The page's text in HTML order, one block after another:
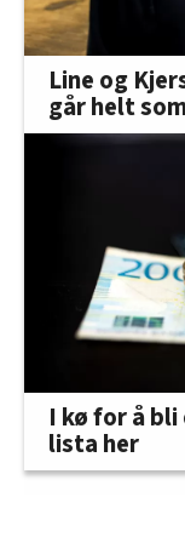
Line og
går helt
I kø for å bli
lista her